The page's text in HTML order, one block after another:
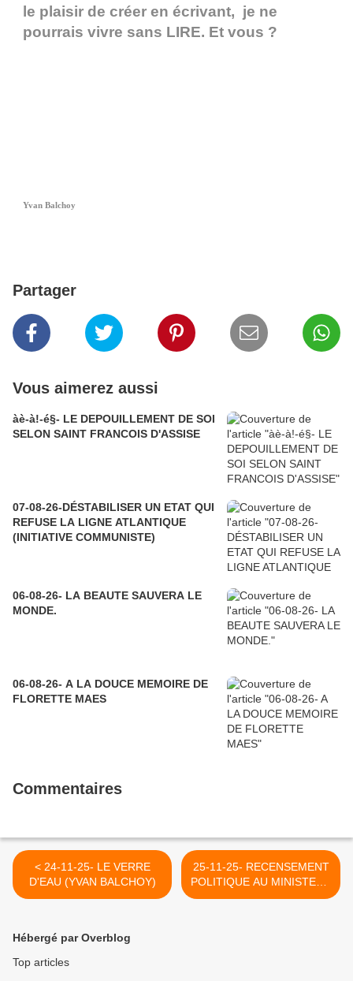
le plaisir de créer en écrivant, je ne
pourrais vivre sans LIRE. Et vous ?
Yvan Balchoy
Partager
Vous aimerez aussi
àè-à!-é§- LE DEPOUILLEMENT DE SOI
SELON SAINT FRANCOIS D'ASSISE
07-08-26-DÉSTABILISER UN ETAT QUI
REFUSE LA LIGNE ATLANTIQUE
(INITIATIVE COMMUNISTE)
06-08-26- LA BEAUTE SAUVERA LE
MONDE.
06-08-26- A LA DOUCE MEMOIRE DE
FLORETTE MAES
Commentaires
< 24-11-25- LE VERRE
D'EAU (YVAN BALCHOY)
25-11-25- RECENSEMENT
POLITIQUE AU MINISTERE
DE L'ENSEIGNEMENT
Hébergé par Overblog
Top articles